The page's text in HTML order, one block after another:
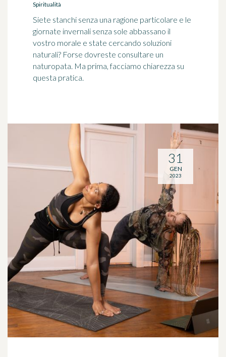
Spiritualità
Siete stanchi senza una ragione particolare e le
giornate invernali senza sole abbassano il
vostro morale e state cercando soluzioni
naturali? Forse dovreste consultare un
naturopata. Ma prima, facciamo chiarezza su
questa pratica.
31
GEN
2023